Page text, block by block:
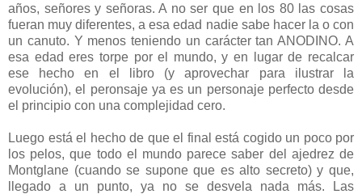
años, señores y señoras. A no ser que en los 80 las cosas
fueran muy diferentes, a esa edad nadie sabe hacer la o con
un canuto. Y menos teniendo un carácter tan ANODINO. A
esa edad eres torpe por el mundo, y en lugar de recalcar
ese hecho en el libro (y aprovechar para ilustrar la
evolución), el peronsaje ya es un personaje perfecto desde
el principio con una complejidad cero.
Luego está el hecho de que el final está cogido un poco por
los pelos, que todo el mundo parece saber del ajedrez de
Montglane (cuando se supone que es alto secreto) y que,
llegado a un punto, ya no se desvela nada más. Las